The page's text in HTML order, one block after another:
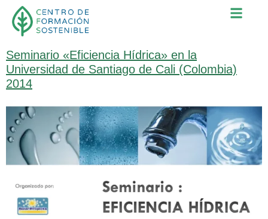
Tipo de formación en
sostenibilidad:
Seminario «Eficiencia Hídrica» en la
Universidad de Santiago de Cali (Colombia)
2014